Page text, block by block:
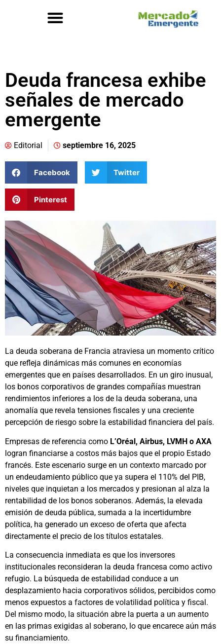
Deuda francesa exhibe
señales de mercado
emergente
Editorial septiembre 16, 2025
Facebook Twitter
Pinterest
La deuda soberana de Francia atraviesa un momento crítico
que refleja dinámicas más comunes en economías
emergentes que en países desarrollados. En un giro inusual,
los bonos corporativos de grandes compañías muestran
rendimientos inferiores a los de la deuda soberana, una
anomalía que revela tensiones fiscales y una creciente
percepción de riesgo sobre la estabilidad financiera del país.
Empresas de referencia como L’Oréal, Airbus, LVMH o AXA
logran financiarse a costos más bajos que el propio Estado
francés. Este escenario surge en un contexto marcado por
un endeudamiento público que ya supera el 110% del PIB,
niveles que inquietan a los mercados y presionan al alza la
rentabilidad de los bonos soberanos. Además, la elevada
emisión de deuda pública, sumada a la incertidumbre
política, ha generado un exceso de oferta que afecta
directamente el precio de los títulos estatales.
La consecuencia inmediata es que los inversores
institucionales reconsideran la deuda francesa como activo
refugio. La búsqueda de estabilidad conduce a un
desplazamiento hacia corporativos sólidos, percibidos como
menos expuestos a factores de volatilidad política y fiscal.
Del mismo modo, la situación abre la puerta a un aumento
en las primas exigidas al soberano, lo que encarece aún más
su financiamiento.